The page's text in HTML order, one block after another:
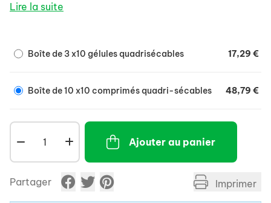
Lire la suite
Boîte de 3 x10 gélules quadrisécables 17,29 €
Boîte de 10 x10 comprimés quadri-sécables 48,79 €
Ajouter au panier
Partager Imprimer